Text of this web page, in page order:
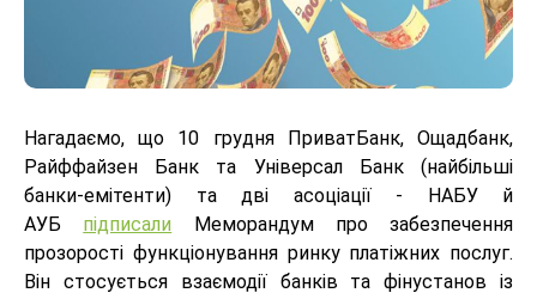
Нагадаємо, що 10 грудня ПриватБанк, Ощадбанк,
Райффайзен Банк та Універсал Банк (найбільші
банки-емітенти) та дві асоціації - НАБУ й
АУБ підписали Меморандум про забезпечення
прозорості функціонування ринку платіжних послуг.
Він стосується взаємодії банків та фінустанов із